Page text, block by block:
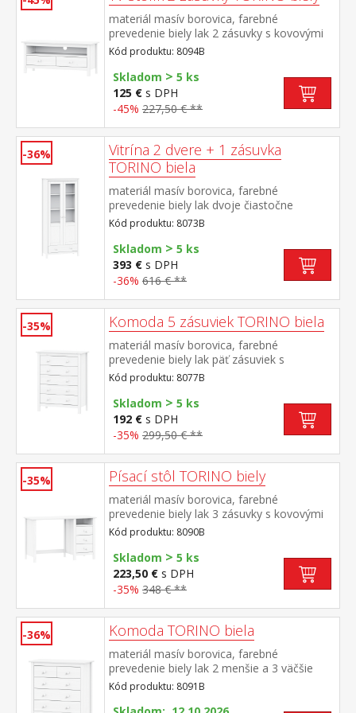
materiál masív borovica, farebné
prevedenie biely lak 2 zásuvky s kovovými
pojazdmi, 1 polica
Kód produktu: 8094B
Skladom > 5 ks
125 € s DPH
-45% 227,50 € **
-36%
Vitrína 2 dvere + 1 zásuvka
TORINO biela
materiál masív borovica, farebné
prevedenie biely lak dvoje čiastočne
presklené dvere, tri police jedna zásuvka s
kovovými pojazdmi
Kód produktu: 8073B
Skladom > 5 ks
393 € s DPH
-36% 616 € **
-35% Komoda 5 zásuviek TORINO biela
materiál masív borovica, farebné
prevedenie biely lak päť zásuviek s
kovovými pojazdmi
Kód produktu: 8077B
Skladom > 5 ks
192 € s DPH
-35% 299,50 € **
-35% Písací stôl TORINO biely
materiál masív borovica, farebné
prevedenie biely lak 3 zásuvky s kovovými
pojazdmi, 1 polica
Kód produktu: 8090B
Skladom > 5 ks
223,50 € s DPH
-35% 348 € **
-36% Komoda TORINO biela
materiál masív borovica, farebné
prevedenie biely lak 2 menšie a 3 väčšie
zásuvky s kovovými pojazdmi
Kód produktu: 8091B